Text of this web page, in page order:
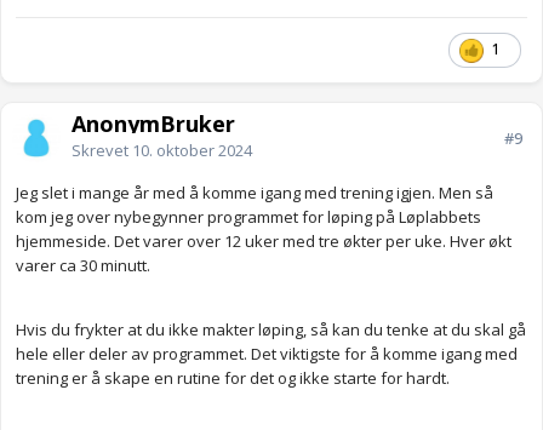
1
AnonymBruker
Skrevet 10. oktober 2024
#9
Jeg slet i mange år med å komme igang med trening igjen. Men så
kom jeg over nybegynner programmet for løping på Løplabbets
hjemmeside. Det varer over 12 uker med tre økter per uke. Hver økt
varer ca 30 minutt.
Hvis du frykter at du ikke makter løping, så kan du tenke at du skal gå
hele eller deler av programmet. Det viktigste for å komme igang med
trening er å skape en rutine for det og ikke starte for hardt.